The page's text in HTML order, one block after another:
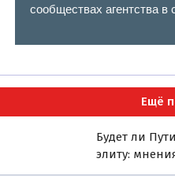
сообществах агентства в
Ещё
Будет ли
элиту: